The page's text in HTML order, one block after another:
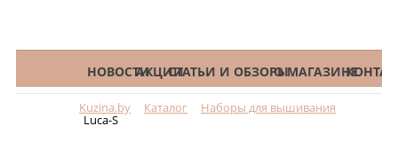
КАТАЛОГНОВОСТИАКЦИИСТАТЬИ И ОБЗОРЫО МАГАЗИНЕ
Kuzina.by Каталог Наборы для вышивания
Luca-S